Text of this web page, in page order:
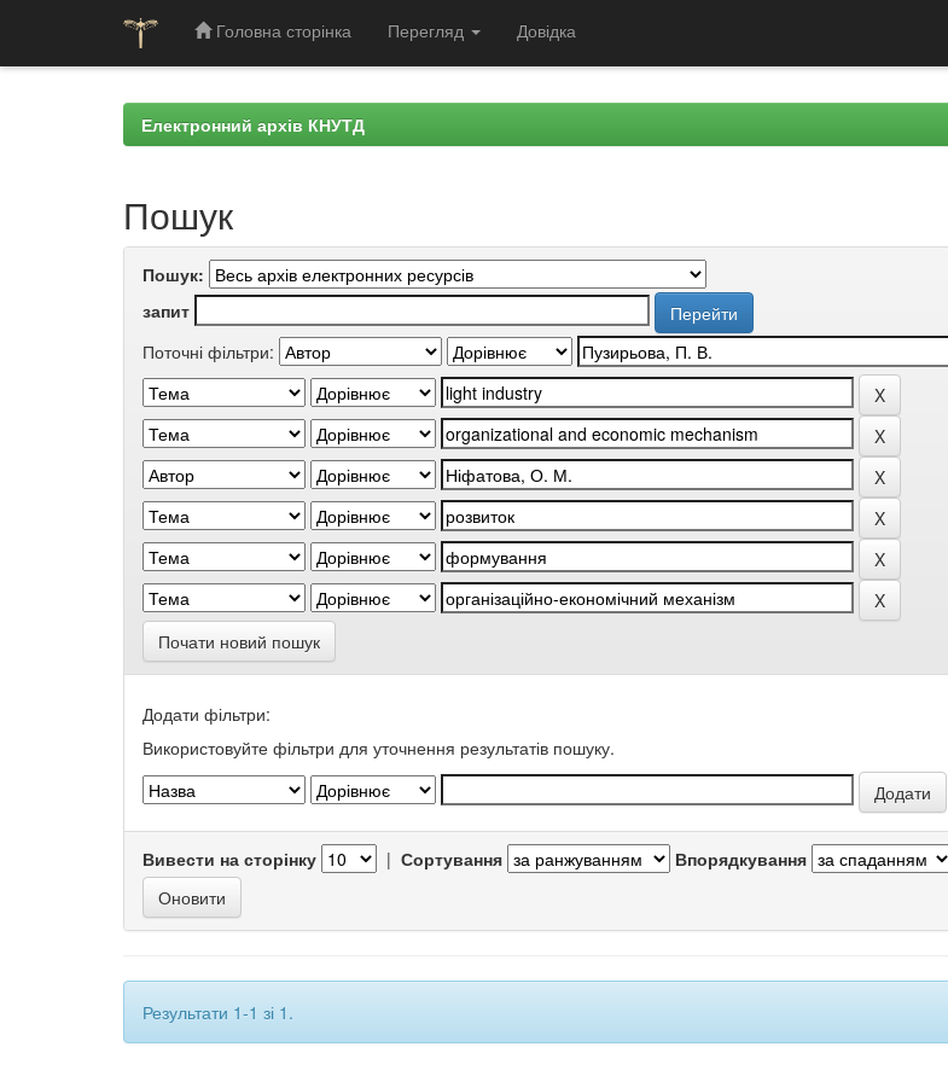
Головна сторінка Перегляд Довідка
Електронний архів КНУТД
Пошук
Пошук:
запит
Поточні фільтри:
Почати новий пошук
Додати фільтри:
Використовуйте фільтри для уточнення результатів пошуку.
Вивести на сторінку | Сортування Впорядкування
Результати 1-1 зі 1.